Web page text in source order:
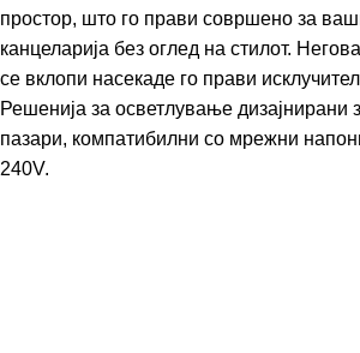
простор, што го прави совршено за
канцеларија без оглед на стилот.
се вклопи насекаде го прави
Решенија за осветлување дизајнирани
пазари, компатибилни со мрежни
240V.